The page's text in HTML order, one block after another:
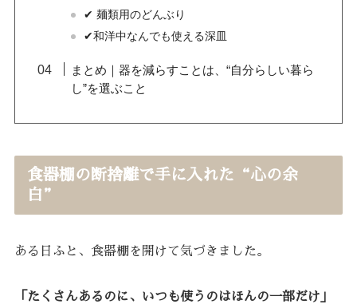
✔ 麺類用のどんぶり
✔︎和洋中なんでも使える深皿
まとめ｜器を減らすことは、“自分らしい暮ら
し”を選ぶこと
食器棚の断捨離で手に入れた“心の余
白”
ある日ふと、食器棚を開けて気づきました。
「たくさんあるのに、いつも使うのはほんの一部だけ」